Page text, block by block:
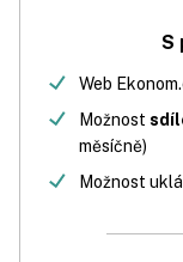
S
Web
Možnost
měsíčně)
Možnost